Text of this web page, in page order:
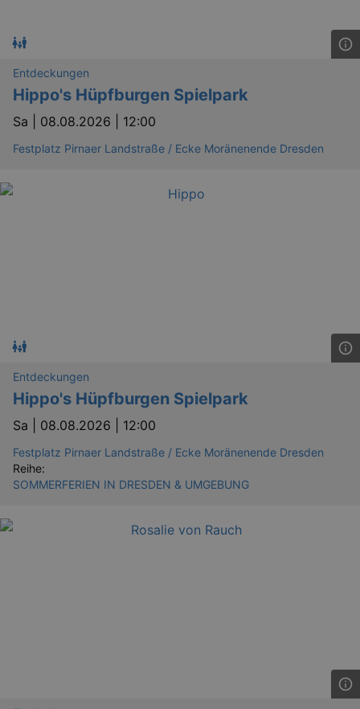
Entdeckungen
Hippo's Hüpfburgen Spielpark
Sa | 08.08.2026 | 12:00
Festplatz Pirnaer Landstraße / Ecke Moränenende Dresden
Entdeckungen
Hippo's Hüpfburgen Spielpark
Sa | 08.08.2026 | 12:00
Festplatz Pirnaer Landstraße / Ecke Moränenende Dresden
Reihe:
SOMMERFERIEN IN DRESDEN & UMGEBUNG